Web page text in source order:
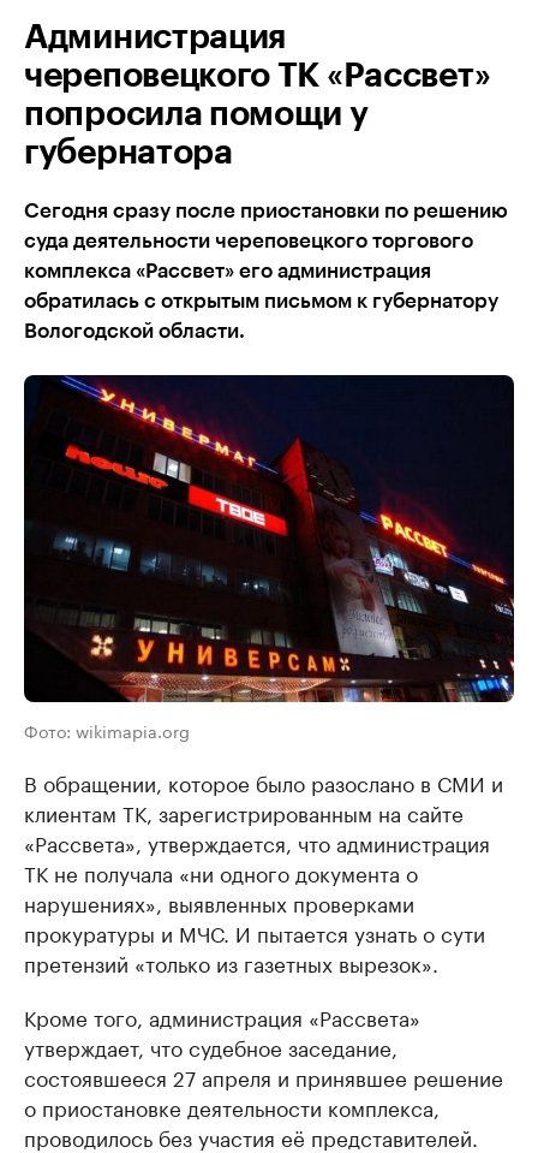
Администрация
череповецкого ТК «Рассвет»
попросила помощи у
губернатора
Сегодня сразу после приостановки по решению
суда деятельности череповецкого торгового
комплекса «Рассвет» его администрация
обратилась с открытым письмом к губернатору
Вологодской области.
Фото: wikimapia.org
В обращении, которое было разослано в СМИ и
клиентам ТК, зарегистрированным на сайте
«Рассвета», утверждается, что администрация
ТК не получала «ни одного документа о
нарушениях», выявленных проверками
прокуратуры и МЧС. И пытается узнать о сути
претензий «только из газетных вырезок».
Кроме того, администрация «Рассвета»
утверждает, что судебное заседание,
состоявшееся 27 апреля и принявшее решение
о приостановке деятельности комплекса,
проводилось без участия её представителей.